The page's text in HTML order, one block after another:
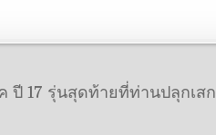
ปี 17 รุ่นสุดท้ายที่ท่านปลุกเสก